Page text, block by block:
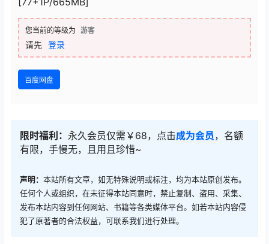
您当前的等级为 游客
请先 登录
百度网盘
限时福利： 永久会员仅需￥68，点击成为会员，名额
有限，手慢无，且用且珍惜~
声明： 本站所有文章，如无特殊说明或标注，均为本站原创发布。
任何个人或组织，在未征得本站同意时，禁止复制、盗用、采集、
发布本站内容到任何网站、书籍等各类媒体平台。如若本站内容侵
犯了原著者的合法权益，可联系我们进行处理。